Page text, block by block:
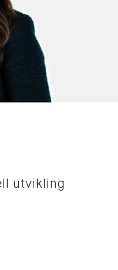
utvikling